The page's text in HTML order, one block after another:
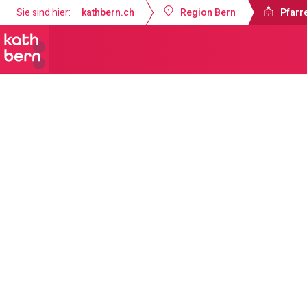
Sie sind hier: kathbern.ch Region Bern